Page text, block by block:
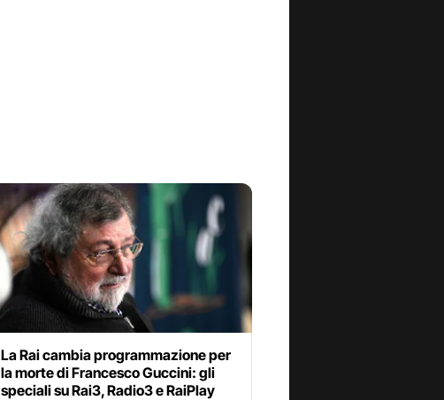
La Rai cambia programmazione per
la morte di Francesco Guccini: gli
speciali su Rai3, Radio3 e RaiPlay